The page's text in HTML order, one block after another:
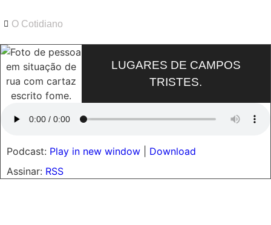
O Cotidiano
LUGARES DE CAMPOS
TRISTES.
Podcast: Play in new window
Download
Assinar: RSS